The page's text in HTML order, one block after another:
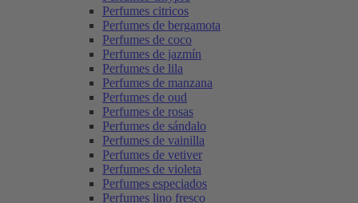
Perfumes citricos
Perfumes de bergamota
Perfumes de coco
Perfumes de jazmín
Perfumes de lila
Perfumes de manzana
Perfumes de oud
Perfumes de rosas
Perfumes de sándalo
Perfumes de vainilla
Perfumes de vetiver
Perfumes de violeta
Perfumes especiados
Perfumes lino fresco